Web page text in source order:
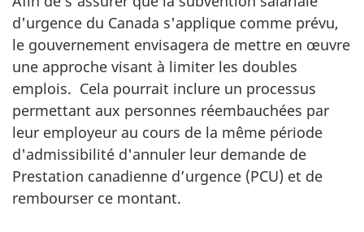
d'urgence du Canada s'applique comme prévu,
le gouvernement envisagera de mettre en œuvre
une approche visant à limiter les doubles
emplois. Cela pourrait inclure un processus
permettant aux personnes réembauchées par
leur employeur au cours de la même période
d'admissibilité d'annuler leur demande de
Prestation canadienne d’urgence (PCU) et de
rembourser ce montant.